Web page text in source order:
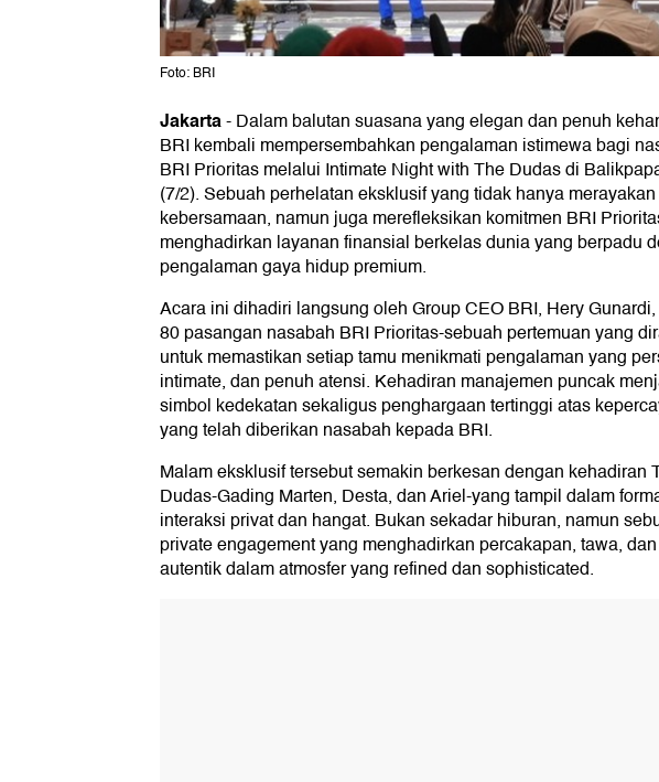
Foto: BRI
Jakarta-Dalam balutan suasana yang elegan dan penuh
BRI kembali mempersembahkan pengalaman istimewa bagi
BRI Prioritas melalui Intimate Night with The Dudas di
(7/2). Sebuah perhelatan eksklusif yang tidak hanya merayakan
kebersamaan, namun juga merefleksikan komitmen BRI
menghadirkan layanan finansial berkelas dunia yang berpadu
pengalaman gaya hidup premium.
Acara ini dihadiri langsung oleh Group CEO BRI, Hery
80 pasangan nasabah BRI Prioritas-sebuah pertemuan yang
untuk memastikan setiap tamu menikmati pengalaman yang
intimate, dan penuh atensi. Kehadiran manajemen puncak
simbol kedekatan sekaligus penghargaan tertinggi atas
yang telah diberikan nasabah kepada BRI.
Malam eksklusif tersebut semakin berkesan dengan kehadiran
Dudas-Gading Marten, Desta, dan Ariel-yang tampil dalam
interaksi privat dan hangat. Bukan sekadar hiburan, namun
private engagement yang menghadirkan percakapan, tawa,
autentik dalam atmosfer yang refined dan sophisticated.